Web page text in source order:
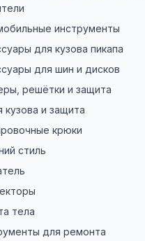
инструменты
для кузова пикапа
для шин и дисков
решётки и защита
кузова и защита
крюки
стиль
тела
для ремонта